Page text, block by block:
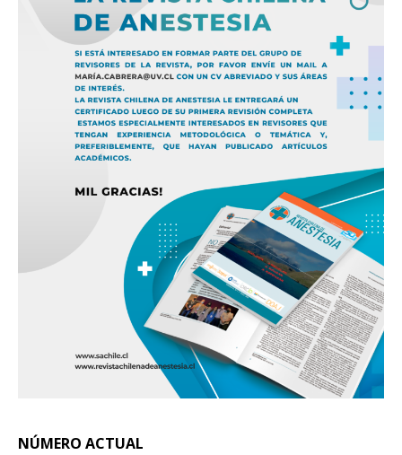
NÚMERO ACTUAL